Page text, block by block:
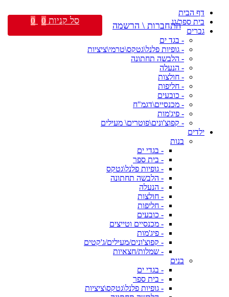
דף הבית
בית ספר/גן
גברים
- בגד ים
- גופיות פלנל\גטקס\טרמי\ציציות
- הלבשה תחתונה
- הנעלה
- חולצות
- חליפות
- כובעים
- מכנסיים\דגמ"ח
- פיג'מות
- קפוצ'ונים\פוטרים\ מעילים
ילדים
בנות
- בגדי ים
- בית ספר
- גופיות פלנל\גטקס
- הלבשה תחתונה
- הנעלה
- חולצות
- חליפות
- כובעים
- מכנסיים וטייצים
- פיג'מות
- קפוצ'ונים/מעילים/ג'קטים
- שמלות/חצאיות
בנים
- בגדי ים
- בית ספר
- גופיות פלנל\גטקס\ציציות
התחברות \ הרשמה סל קניות 0
0